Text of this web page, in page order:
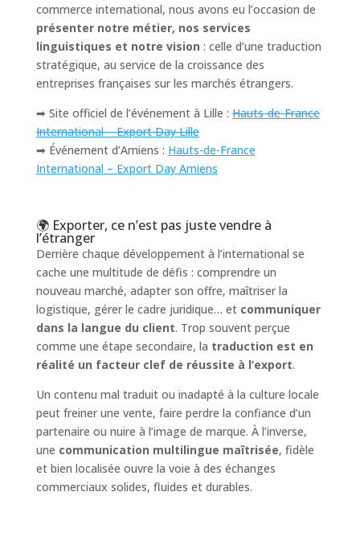
commerce international, nous avons eu l’occasion de
présenter notre métier, nos services
linguistiques et notre vision : celle d’une traduction
stratégique, au service de la croissance des
entreprises françaises sur les marchés étrangers.
➡ Site officiel de l’événement à Lille :Hauts-de-France
International – Export Day Lille
➡ Événement d’Amiens : Hauts-de-France
International – Export Day Amiens
🌍 Exporter, ce n’est pas juste vendre à
l’étranger
Derrière chaque développement à l’international se
cache une multitude de défis : comprendre un
nouveau marché, adapter son offre, maîtriser la
logistique, gérer le cadre juridique… et communiquer
dans la langue du client. Trop souvent perçue
comme une étape secondaire, la traduction est en
réalité un facteur clef de réussite à l’export.
Un contenu mal traduit ou inadapté à la culture locale
peut freiner une vente, faire perdre la confiance d’un
partenaire ou nuire à l’image de marque. À l’inverse,
une communication multilingue maîtrisée, fidèle
et bien localisée ouvre la voie à des échanges
commerciaux solides, fluides et durables.